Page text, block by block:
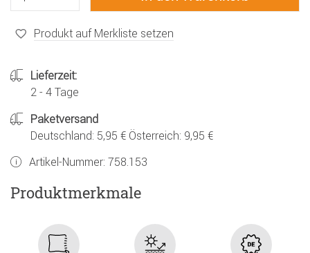
Produkt auf Merkliste setzen
Lieferzeit:
2 - 4 Tage
Paketversand
Deutschland: 5,95 € Österreich: 9,95 €
Artikel-Nummer: 758.153
Produktmerkmale